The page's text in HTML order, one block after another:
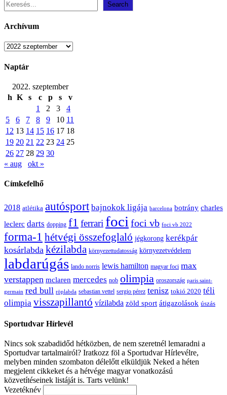
Search
Archívum
Archívum
Naptár
2022. szeptember
h K s c p s
v
1
2 3
4
5
6 7 8 9 10 11
12 13 14 15 16 17 18
19 20 21 22 23 24 25
26 27 28 29 30
« aug
okt »
Címkefelhő
2018 atlétika autósport bajnokok ligája barcelona botrány charles
leclerc darts dopping f1 ferrari foci foci vb foci vb 2022
forma-1 hétvégi összefoglaló jégkorong kerékpár
kosárlabda kézilabda környezettudatosság környezetvédelem
labdarúgás lando norris lewis hamilton magyar foci max
verstappen mclaren mercedes nob olimpia oroszország paris saint-
germain red bull röplabda sebastian vettel sergio pérez tenisz tokió 2020 téli
olimpia visszapillantó vízilabda zöld sport átigazolások úszás
Sportudvar Hírlevél
Nincs sok szabadidőd hétközben, de nem szeretnél lemaradni a
Sportudvar tartalmairól? Iratkozz föl a Sportudvar Hírlevélre,
melyben minden szombaton délelőtt elküldjük Neked a héten
megjelent cikkeket és a hétvége magyar vonatkozású
közvetítéseinek listáját is. Tarts velünk!
Vezetéknév